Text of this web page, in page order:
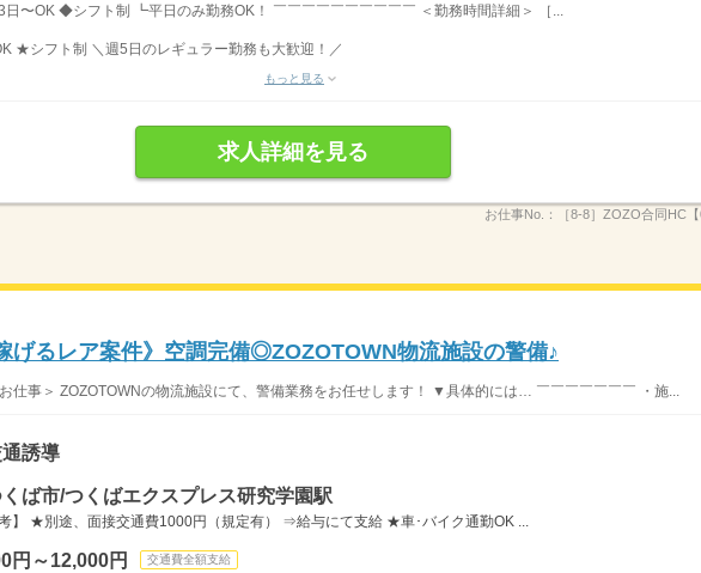
〜OK ◆シフト制 ┗平日のみ勤務OK！ ￣￣￣￣￣￣￣￣￣￣ ＜勤務時間詳細＞ ［...
★シフト制 ＼週5日のレギュラー勤務も大歓迎！／
もっと見る
求人詳細を見る
お仕事No.： ［8-8］ZOZO合同HC
げるレア案件》空調完備◎ZOZOTOWN物流施設の警備♪
仕事＞ ZOZOTOWNの物流施設にて、警備業務をお任せします！ ▼具体的には… ￣￣￣￣￣￣￣ ・施...
誘導
ば市/つくばエクスプレス研究学園駅
考】 ★別途、面接交通費1000円（規定有） ⇒給与にて支給 ★車･バイク通勤OK ...
円～12,000円 交通費全額支給